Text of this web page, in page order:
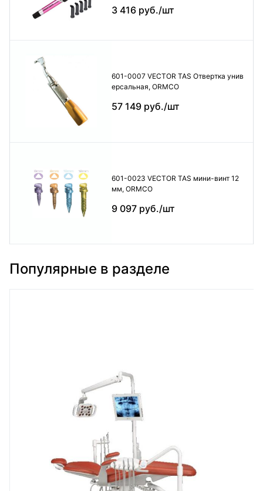
3 416 руб./шт
601-0007 VECTOR TAS Отвертка унив
ерсальная, ORMCO
57 149 руб./шт
601-0023 VECTOR TAS мини-винт 12
мм, ORMCO
9 097 руб./шт
Популярные в разделе